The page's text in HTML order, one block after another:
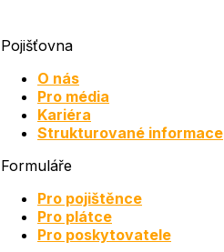
Pojišťovna
O nás
Pro média
Kariéra
Strukturované informace
Formuláře
Pro pojištěnce
Pro plátce
Pro poskytovatele